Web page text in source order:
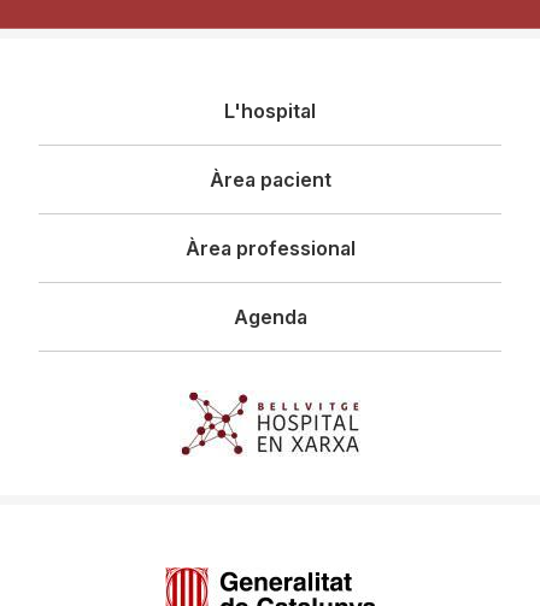
principal
L'hospital
Àrea pacient
Àrea professional
Agenda